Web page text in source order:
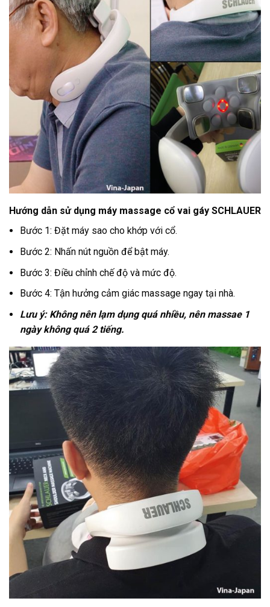
Hướng dẫn sử dụng máy massage cổ vai gáy SCHLAUER
Bước 1: Đặt máy sao cho khớp với cổ.
Bước 2: Nhấn nút nguồn để bật máy.
Bước 3: Điều chỉnh chế độ và mức độ.
Bước 4: Tận hưởng cảm giác massage ngay tại nhà.
Lưu ý: Không nên lạm dụng quá nhiều, nên massae 1
ngày không quá 2 tiếng.